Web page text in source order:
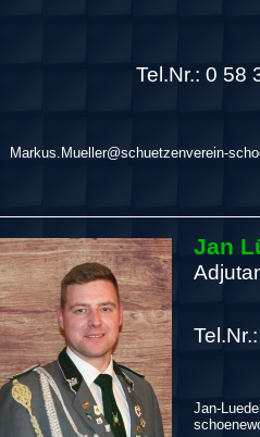
Tel.Nr.: 0 58
Markus.Mueller@schuetzenverein-
Jan
Jan-